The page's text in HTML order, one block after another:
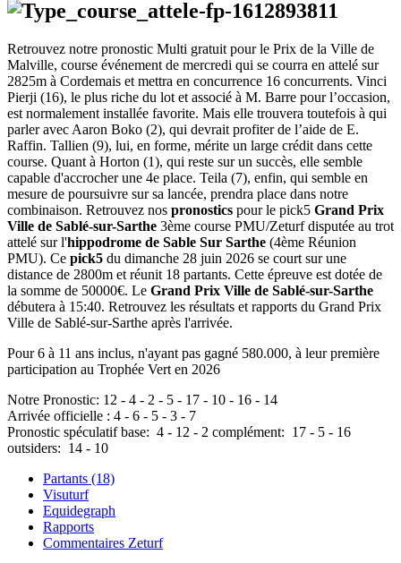
Retrouvez notre pronostic Multi gratuit pour le Prix de la Ville de
Malville, course événement de mercredi qui se courra en attelé sur
2825m à Cordemais et mettra en concurrence 16 concurrents. Vinci
Pierji (16), le plus riche du lot et associé à M. Barre pour l’occasion,
est normalement installée favorite. Mais elle trouvera toutefois à qui
parler avec Aaron Boko (2), qui devrait profiter de l’aide de E.
Raffin. Tallien (9), lui, en forme, mérite un large crédit dans cette
course. Quant à Horton (1), qui reste sur un succès, elle semble
capable d'accrocher une 4e place. Teila (7), enfin, qui semble en
mesure de poursuivre sur sa lancée, prendra place dans notre
combinaison. Retrouvez nos pronostics pour le pick5 Grand Prix
Ville de Sablé-sur-Sarthe 3ème course PMU/Zeturf disputée au trot
attelé sur l'hippodrome de Sable Sur Sarthe (4ème Réunion
PMU). Ce pick5 du dimanche 28 juin 2026 se court sur une
distance de 2800m et réunit 18 partants. Cette épreuve est dotée de
la somme de 50000€. Le Grand Prix Ville de Sablé-sur-Sarthe
débutera à 15:40. Retrouvez les résultats et rapports du Grand Prix
Ville de Sablé-sur-Sarthe après l'arrivée.
Pour 6 à 11 ans inclus, n'ayant pas gagné 580.000, à leur première
participation au Trophée Vert en 2026
Notre Pronostic: 12 - 4 - 2 - 5 - 17 - 10 - 16 - 14
Arrivée officielle : 4 - 6 - 5 - 3 - 7
Pronostic spéculatif base: 4 - 12 - 2 complément: 17 - 5 - 16
outsiders: 14 - 10
Partants (18)
Visuturf
Equidegraph
Rapports
Commentaires Zeturf